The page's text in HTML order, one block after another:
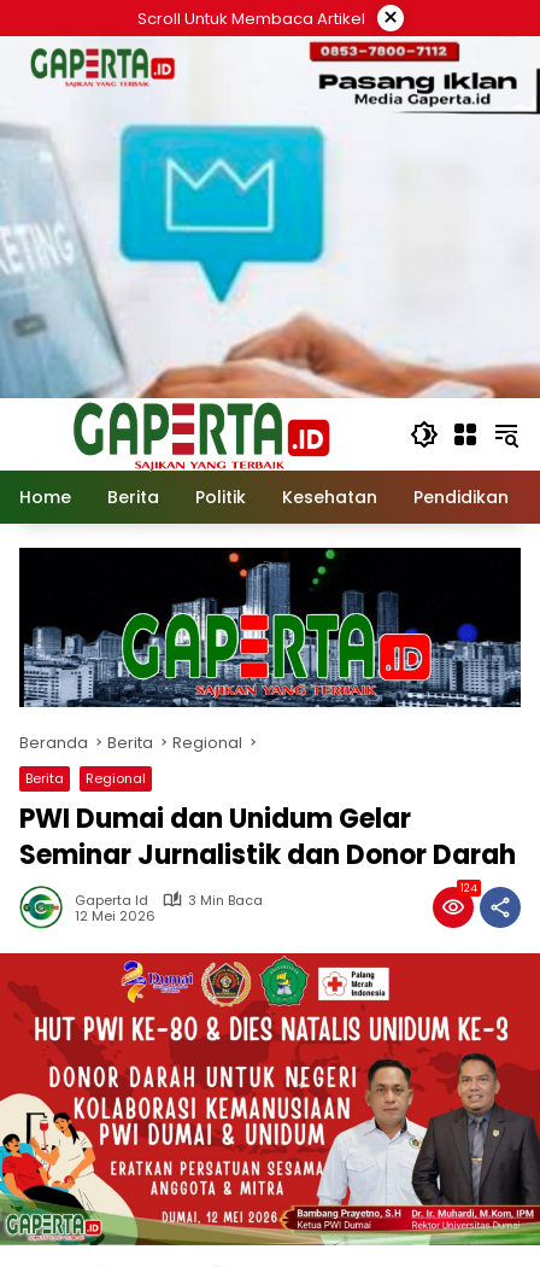
ke
konten
Scroll Untuk Membaca Artikel ×
Home Berita Politik Kesehatan Pendidikan
Beranda Berita Regional
Berita Regional
PWI Dumai dan Unidum Gelar
Seminar Jurnalistik dan Donor Darah
Gaperta Id
3 Min Baca
12 Mei 2026
124